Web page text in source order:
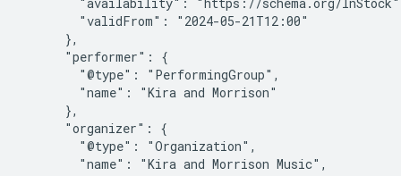
        "validFrom": "2024-05-21T12:00"
      },
      "performer": {
        "@type": "PerformingGroup",
        "name": "Kira and Morrison"
      },
      "organizer": {
        "@type": "Organization",
        "name": "Kira and Morrison Music",